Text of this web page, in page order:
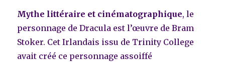
Mythe littéraire et cinématographique, le
personnage de Dracula est l’œuvre de Bram
Stoker. Cet Irlandais issu de Trinity College
avait créé ce personnage assoiffé